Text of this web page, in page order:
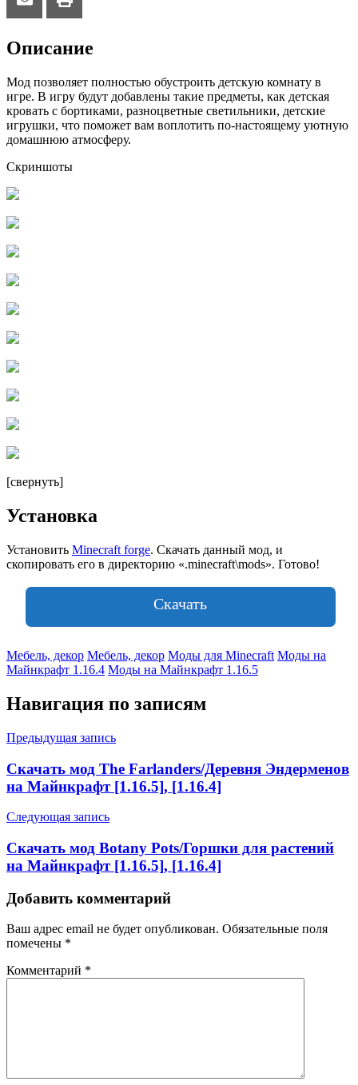
Описание
Мод позволяет полностью обустроить детскую комнату в
игре. В игру будут добавлены такие предметы, как детская
кровать с бортиками, разноцветные светильники, детские
игрушки, что поможет вам воплотить по-настоящему уютную
домашнюю атмосферу.
Скриншоты
[свернуть]
Установка
Установить Minecraft forge. Скачать данный мод, и
скопировать его в директорию «.minecraft\mods». Готово!
Скачать
Мебель, декор Мебель, декор Моды для Minecraft Моды на
Майнкрафт 1.16.4 Моды на Майнкрафт 1.16.5
Навигация по записям
Предыдущая запись
Скачать мод The Farlanders/Деревня Эндерменов
на Майнкрафт [1.16.5], [1.16.4]
Следующая запись
Скачать мод Botany Pots/Горшки для растений
на Майнкрафт [1.16.5], [1.16.4]
Добавить комментарий
Ваш адрес email не будет опубликован. Обязательные поля
помечены *
Комментарий *